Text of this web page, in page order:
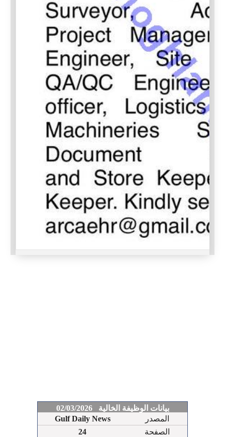
بيانات الوظيفة الخالية 02/03/2026
Gulf Daily News
المصدر
24
الصفحة